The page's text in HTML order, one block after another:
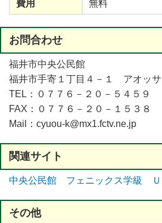
費用 無料
お問合わせ
福井市中央公民館
福井市手寄１丁目４－１ アオッ
TEL：０７７６－２０－５４５９
FAX：０７７６－２０－１５３８
Mail：cyuou-k@mx1.fctv.ne.jp
関連サイト
中央公民館 フェニックス学級 Ｕ
その他